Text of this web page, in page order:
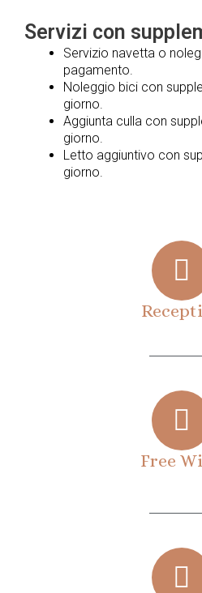
Servizi con
Servizio navetta o
pagamento.
Noleggio bici con
giorno.
Aggiunta culla con
giorno.
Letto aggiuntivo con
giorno.
Free